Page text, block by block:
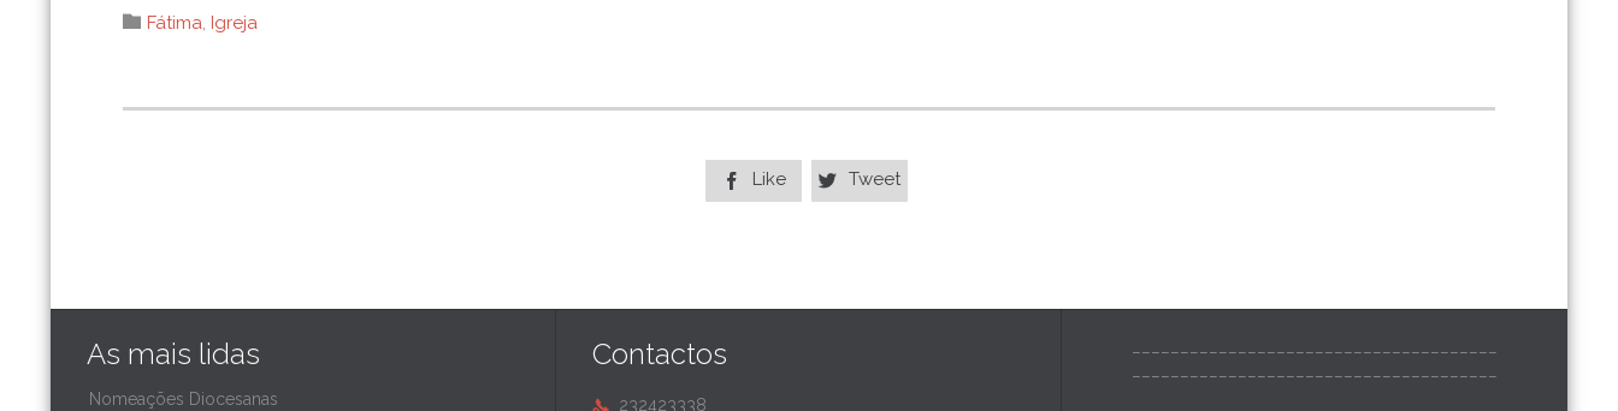
 Category
Fátima, Igreja
 Like  Tweet
As mais lidas
Nomeações Diocesanas
Contactos
 232423338